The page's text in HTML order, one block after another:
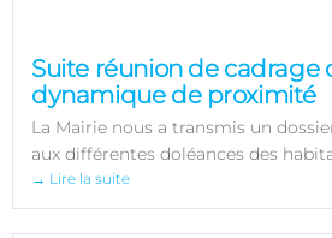
Suite réunion de cadrage
dynamique de proximité
La Mairie nous a transmis un
aux différentes doléances des
→ Lire la suite